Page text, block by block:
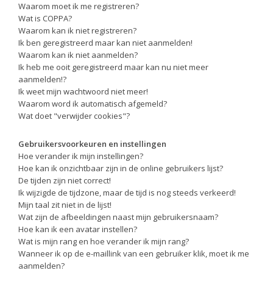
Waarom moet ik me registreren?
Wat is COPPA?
Waarom kan ik niet registreren?
Ik ben geregistreerd maar kan niet aanmelden!
Waarom kan ik niet aanmelden?
Ik heb me ooit geregistreerd maar kan nu niet meer
aanmelden!?
Ik weet mijn wachtwoord niet meer!
Waarom word ik automatisch afgemeld?
Wat doet "verwijder cookies"?
Gebruikersvoorkeuren en instellingen
Hoe verander ik mijn instellingen?
Hoe kan ik onzichtbaar zijn in de online gebruikers lijst?
De tijden zijn niet correct!
Ik wijzigde de tijdzone, maar de tijd is nog steeds verkeerd!
Mijn taal zit niet in de lijst!
Wat zijn de afbeeldingen naast mijn gebruikersnaam?
Hoe kan ik een avatar instellen?
Wat is mijn rang en hoe verander ik mijn rang?
Wanneer ik op de e-maillink van een gebruiker klik, moet ik me
aanmelden?